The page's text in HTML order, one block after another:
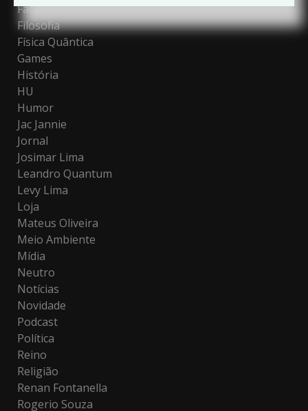
Fabio Souza
Filosofia
Física Quântica
Games
História
HU
Humor
Jac Jannie
Jornal
Josimar Lima
Leandro Quantum
Levy Lima
Loja
Mateus Oliveira
Meio Ambiente
Mídia
Neutro
Notícias
Novidade
Podcast
Política
Reino
Religião
Renan Fontanella
Rogerio Souza